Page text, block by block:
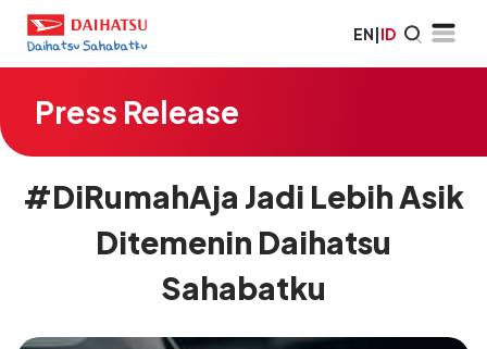
EN|ID
Press Release
#DiRumahAja Jadi Lebih Asik
Ditemenin Daihatsu
Sahabatku